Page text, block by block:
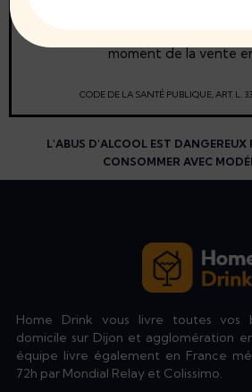
moment de la vente
CODE DE LA SANTÉ PUBLIQUE, ART. L.
L'ABUS D'ALCOOL EST DANGEREUX
CONSOMMER AVEC
Home Drink vous livre toutes vos
domicile sur Dijon et agglomération
équipe livre également en France
72h par Mondial Relay et Colissimo.